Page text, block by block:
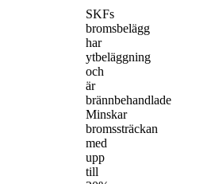
SKFs
bromsbelägg
har
ytbeläggning
och
är
brännbehandlade
Minskar
bromssträckan
med
upp
till